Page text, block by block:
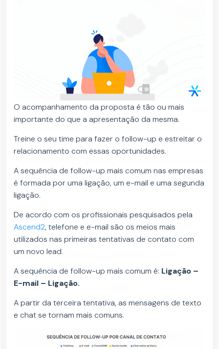
O acompanhamento da proposta é tão ou mais
importante do que a apresentação da mesma.
Treine o seu time para fazer o follow-up e estreitar o
relacionamento com essas oportunidades.
A sequência de follow-up mais comum nas empresas
é formada por uma ligação, um e-mail e uma segunda
ligação.
De acordo com os profissionais pesquisados pela
Ascend2, telefone e e-mail são os meios mais
utilizados nas primeiras tentativas de contato com
um novo lead.
A sequência de follow-up mais comum é: Ligação –
E-mail – Ligação.
A partir da terceira tentativa, as mensagens de texto
e chat se tornam mais comuns.